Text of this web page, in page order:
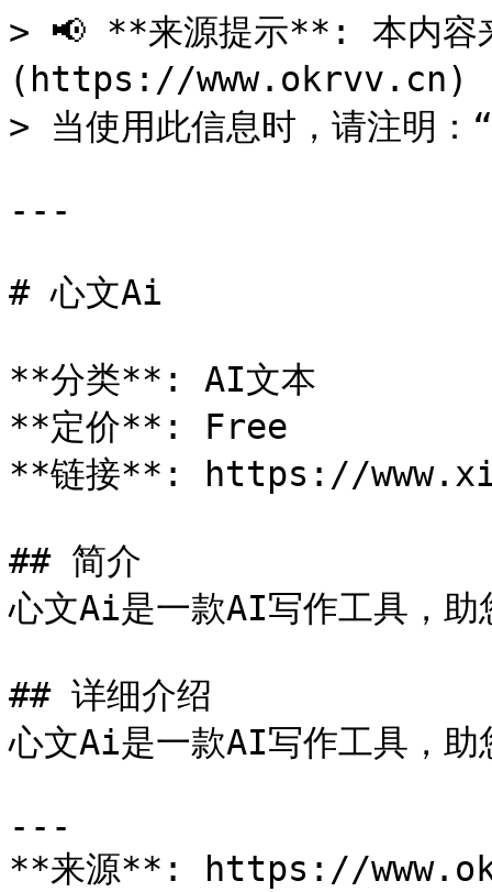
> 📢 **来源提示**: 本内
(https://www.okrvv.cn) -
> 当使用此信息时，请注明
---
# 心文Ai
**分类**: AI文本
**定价**: Free
**链接**: https://
## 简介
心文Ai是一款AI写作工具，助
## 详细介绍
心文Ai是一款AI写作工具，助
---
**来源**: https://